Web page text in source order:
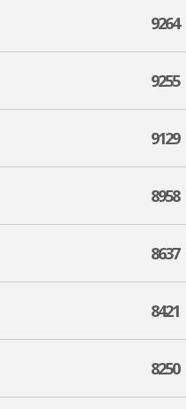
9264
9255
9129
8958
8637
8421
8250